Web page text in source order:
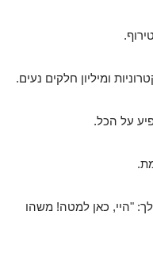
ומיליון חלקים נעים.
על הכל.
"היי, כאן למטה! משהו